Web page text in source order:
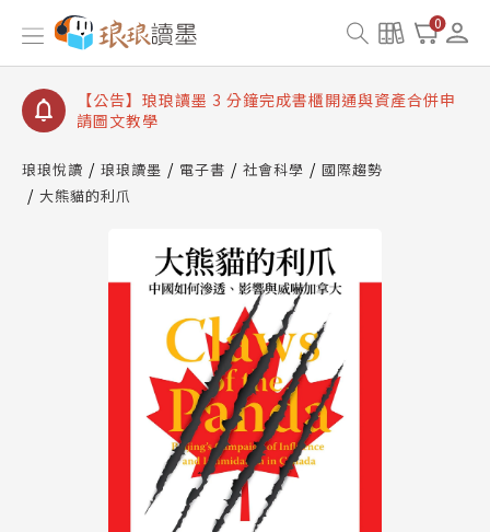
0
【公告】琅琅讀墨數位閱讀資產合併與書櫃開通申請
【公告】琅琅讀墨書櫃開通常見問題
【公告】琅琅讀墨 3 分鐘完成書櫃開通與資產合併申
請圖文教學
查詢
【公告】琅琅讀墨數位閱讀資產合併與書櫃開通申請
琅琅悅讀 琅琅讀墨 電子書 社會科學
國際趨勢
大熊貓的利爪